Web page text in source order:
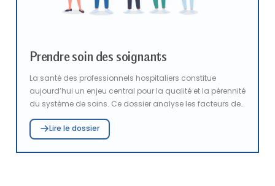
Prendre soin des soignants
La santé des professionnels hospitaliers constitue
aujourd’hui un enjeu central pour la qualité et la pérennité
du système de soins. Ce dossier analyse les facteurs de
risques auxquels sont confrontés les soignants, et met en
lumière l’importance d’une meilleure compréhension de
ces derniers pour structurer des politiques de prévention
efficaces et adapter les démarches de prévention aux
Lire le dossier